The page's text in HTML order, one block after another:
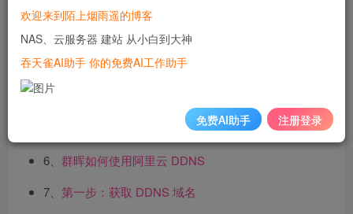
2、第二步：设置 DDNS 域名
3、第三步：设置 DDNS 解析
4、
第五步：设置群晖 DDNS
6、 群晖如何使用阿里云 DDNS
7、 第一步：获取 DDNS 域名
欢迎来到陌上烟雨遥的博客
NAS、云服务器 建站 从小白到大神
吞天雀AI助手 你的免费AI工作助手
免费AI助手 注册登录